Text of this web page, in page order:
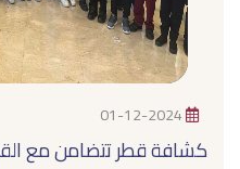
01-12-2024
كشافة قطر تتضامن مع